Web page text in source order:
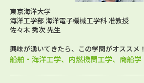
東京海洋大学
海洋工学部 海洋電子機械工学科 准教授
佐々木 秀次 先生
興味が湧いてきたら、この学問がオススメ！
船舶・海洋工学、内燃機関工学、商船学